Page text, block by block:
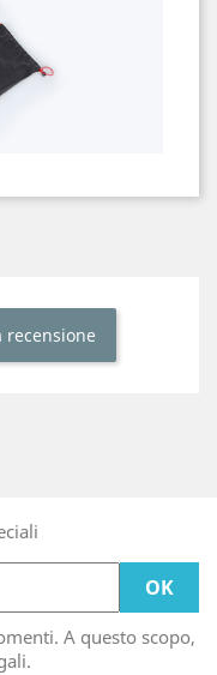
recensione
A questo scopo,